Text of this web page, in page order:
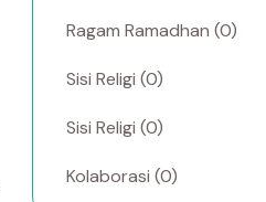
Ragam Ramadhan (0)
Sisi Religi (0)
Sisi Religi (0)
Kolaborasi (0)